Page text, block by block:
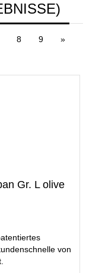
8 9 »
Gr. L olive
von